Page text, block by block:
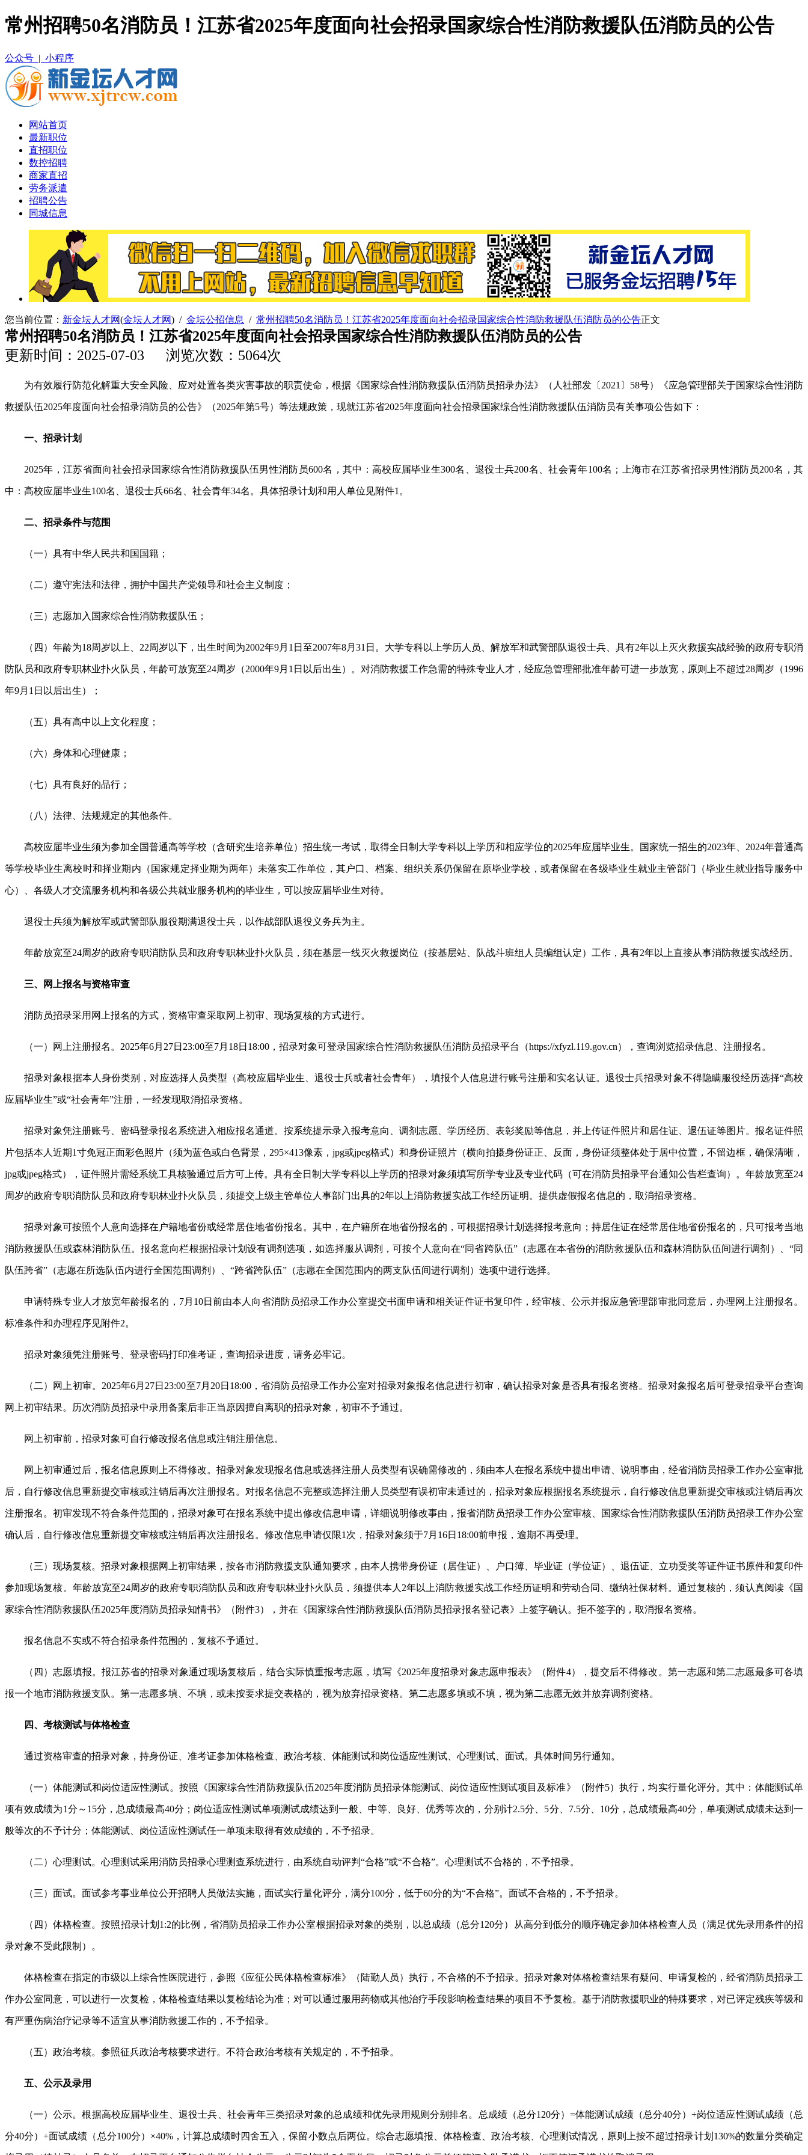
常州招聘50名消防员！江苏省2025年度面向社会招录国家综合性消防救援队伍消防员的公告
公众号 | 小程序
网站首页
最新职位
直招职位
数控招聘
商家直招
劳务派遣
招聘公告
同城信息
您当前位置： 新金坛人才网(金坛人才网) / 金坛公招信息 / 常州招聘50名消防员！江苏省2025年度面向社会招录国家综合性消防救援队伍消防员的公告正文
常州招聘50名消防员！江苏省2025年度面向社会招录国家综合性消防救援队伍消防员的公告
更新时间：2025-07-03 浏览次数：5064次
为有效履行防范化解重大安全风险、应对处置各类灾害事故的职责使命，根据《国家综合性消防救援队伍消防员招录办法》（人社部发〔2021〕58号）《应急管理部关于国家综合性消防
救援队伍2025年度面向社会招录消防员的公告》（2025年第5号）等法规政策，现就江苏省2025年度面向社会招录国家综合性消防救援队伍消防员有关事项公告如下：
一、招录计划
2025年，江苏省面向社会招录国家综合性消防救援队伍男性消防员600名，其中：高校应届毕业生300名、退役士兵200名、社会青年100名；上海市在江苏省招录男性消防员200名，其
中：高校应届毕业生100名、退役士兵66名、社会青年34名。具体招录计划和用人单位见附件1。
二、招录条件与范围
（一）具有中华人民共和国国籍；
（二）遵守宪法和法律，拥护中国共产党领导和社会主义制度；
（三）志愿加入国家综合性消防救援队伍；
（四）年龄为18周岁以上、22周岁以下，出生时间为2002年9月1日至2007年8月31日。大学专科以上学历人员、解放军和武警部队退役士兵、具有2年以上灭火救援实战经验的政府专职消
防队员和政府专职林业扑火队员，年龄可放宽至24周岁（2000年9月1日以后出生）。对消防救援工作急需的特殊专业人才，经应急管理部批准年龄可进一步放宽，原则上不超过28周岁（1996
年9月1日以后出生）；
（五）具有高中以上文化程度；
（六）身体和心理健康；
（七）具有良好的品行；
（八）法律、法规规定的其他条件。
高校应届毕业生须为参加全国普通高等学校（含研究生培养单位）招生统一考试，取得全日制大学专科以上学历和相应学位的2025年应届毕业生。国家统一招生的2023年、2024年普通高
等学校毕业生离校时和择业期内（国家规定择业期为两年）未落实工作单位，其户口、档案、组织关系仍保留在原毕业学校，或者保留在各级毕业生就业主管部门（毕业生就业指导服务中
心）、各级人才交流服务机构和各级公共就业服务机构的毕业生，可以按应届毕业生对待。
退役士兵须为解放军或武警部队服役期满退役士兵，以作战部队退役义务兵为主。
年龄放宽至24周岁的政府专职消防队员和政府专职林业扑火队员，须在基层一线灭火救援岗位（按基层站、队战斗班组人员编组认定）工作，具有2年以上直接从事消防救援实战经历。
三、网上报名与资格审查
消防员招录采用网上报名的方式，资格审查采取网上初审、现场复核的方式进行。
（一）网上注册报名。2025年6月27日23:00至7月18日18:00，招录对象可登录国家综合性消防救援队伍消防员招录平台（https://xfyzl.119.gov.cn），查询浏览招录信息、注册报名。
招录对象根据本人身份类别，对应选择人员类型（高校应届毕业生、退役士兵或者社会青年），填报个人信息进行账号注册和实名认证。退役士兵招录对象不得隐瞒服役经历选择“高校
应届毕业生”或“社会青年”注册，一经发现取消招录资格。
招录对象凭注册账号、密码登录报名系统进入相应报名通道。按系统提示录入报考意向、调剂志愿、学历经历、表彰奖励等信息，并上传证件照片和居住证、退伍证等图片。报名证件照
片包括本人近期1寸免冠正面彩色照片（须为蓝色或白色背景，295×413像素，jpg或jpeg格式）和身份证照片（横向拍摄身份证正、反面，身份证须整体处于居中位置，不留边框，确保清晰，
jpg或jpeg格式），证件照片需经系统工具核验通过后方可上传。具有全日制大学专科以上学历的招录对象须填写所学专业及专业代码（可在消防员招录平台通知公告栏查询）。年龄放宽至24
周岁的政府专职消防队员和政府专职林业扑火队员，须提交上级主管单位人事部门出具的2年以上消防救援实战工作经历证明。提供虚假报名信息的，取消招录资格。
招录对象可按照个人意向选择在户籍地省份或经常居住地省份报名。其中，在户籍所在地省份报名的，可根据招录计划选择报考意向；持居住证在经常居住地省份报名的，只可报考当地
消防救援队伍或森林消防队伍。报名意向栏根据招录计划设有调剂选项，如选择服从调剂，可按个人意向在“同省跨队伍”（志愿在本省份的消防救援队伍和森林消防队伍间进行调剂）、“同
队伍跨省”（志愿在所选队伍内进行全国范围调剂）、“跨省跨队伍”（志愿在全国范围内的两支队伍间进行调剂）选项中进行选择。
申请特殊专业人才放宽年龄报名的，7月10日前由本人向省消防员招录工作办公室提交书面申请和相关证件证书复印件，经审核、公示并报应急管理部审批同意后，办理网上注册报名。
标准条件和办理程序见附件2。
招录对象须凭注册账号、登录密码打印准考证，查询招录进度，请务必牢记。
（二）网上初审。2025年6月27日23:00至7月20日18:00，省消防员招录工作办公室对招录对象报名信息进行初审，确认招录对象是否具有报名资格。招录对象报名后可登录招录平台查询
网上初审结果。历次消防员招录中录用备案后非正当原因擅自离职的招录对象，初审不予通过。
网上初审前，招录对象可自行修改报名信息或注销注册信息。
网上初审通过后，报名信息原则上不得修改。招录对象发现报名信息或选择注册人员类型有误确需修改的，须由本人在报名系统中提出申请、说明事由，经省消防员招录工作办公室审批
后，自行修改信息重新提交审核或注销后再次注册报名。对报名信息不完整或选择注册人员类型有误初审未通过的，招录对象应根据报名系统提示，自行修改信息重新提交审核或注销后再次
注册报名。初审发现不符合条件范围的，招录对象可在报名系统中提出修改信息申请，详细说明修改事由，报省消防员招录工作办公室审核、国家综合性消防救援队伍消防员招录工作办公室
确认后，自行修改信息重新提交审核或注销后再次注册报名。修改信息申请仅限1次，招录对象须于7月16日18:00前申报，逾期不再受理。
（三）现场复核。招录对象根据网上初审结果，按各市消防救援支队通知要求，由本人携带身份证（居住证）、户口簿、毕业证（学位证）、退伍证、立功受奖等证件证书原件和复印件
参加现场复核。年龄放宽至24周岁的政府专职消防队员和政府专职林业扑火队员，须提供本人2年以上消防救援实战工作经历证明和劳动合同、缴纳社保材料。通过复核的，须认真阅读《国
家综合性消防救援队伍2025年度消防员招录知情书》（附件3），并在《国家综合性消防救援队伍消防员招录报名登记表》上签字确认。拒不签字的，取消报名资格。
报名信息不实或不符合招录条件范围的，复核不予通过。
（四）志愿填报。报江苏省的招录对象通过现场复核后，结合实际慎重报考志愿，填写《2025年度招录对象志愿申报表》（附件4），提交后不得修改。第一志愿和第二志愿最多可各填
报一个地市消防救援支队。第一志愿多填、不填，或未按要求提交表格的，视为放弃招录资格。第二志愿多填或不填，视为第二志愿无效并放弃调剂资格。
四、考核测试与体格检查
通过资格审查的招录对象，持身份证、准考证参加体格检查、政治考核、体能测试和岗位适应性测试、心理测试、面试。具体时间另行通知。
（一）体能测试和岗位适应性测试。按照《国家综合性消防救援队伍2025年度消防员招录体能测试、岗位适应性测试项目及标准》（附件5）执行，均实行量化评分。其中：体能测试单
项有效成绩为1分～15分，总成绩最高40分；岗位适应性测试单项测试成绩达到一般、中等、良好、优秀等次的，分别计2.5分、5分、7.5分、10分，总成绩最高40分，单项测试成绩未达到一
般等次的不予计分；体能测试、岗位适应性测试任一单项未取得有效成绩的，不予招录。
（二）心理测试。心理测试采用消防员招录心理测查系统进行，由系统自动评判“合格”或“不合格”。心理测试不合格的，不予招录。
（三）面试。面试参考事业单位公开招聘人员做法实施，面试实行量化评分，满分100分，低于60分的为“不合格”。面试不合格的，不予招录。
（四）体格检查。按照招录计划1:2的比例，省消防员招录工作办公室根据招录对象的类别，以总成绩（总分120分）从高分到低分的顺序确定参加体格检查人员（满足优先录用条件的招
录对象不受此限制）。
体格检查在指定的市级以上综合性医院进行，参照《应征公民体格检查标准》（陆勤人员）执行，不合格的不予招录。招录对象对体格检查结果有疑问、申请复检的，经省消防员招录工
作办公室同意，可以进行一次复检，体格检查结果以复检结论为准；对可以通过服用药物或其他治疗手段影响检查结果的项目不予复检。基于消防救援职业的特殊要求，对已评定残疾等级和
有严重伤病治疗记录等不适宜从事消防救援工作的，不予招录。
（五）政治考核。参照征兵政治考核要求进行。不符合政治考核有关规定的，不予招录。
五、公示及录用
（一）公示。根据高校应届毕业生、退役士兵、社会青年三类招录对象的总成绩和优先录用规则分别排名。总成绩（总分120分）=体能测试成绩（总分40分）+岗位适应性测试成绩（总
分40分）+面试成绩（总分100分）×40%，计算总成绩时四舍五入，保留小数点后两位。综合志愿填报、体格检查、政治考核、心理测试情况，原则上按不超过招录计划130%的数量分类确定